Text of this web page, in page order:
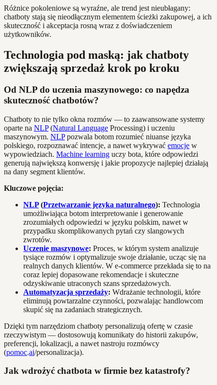
Różnice pokoleniowe są wyraźne, ale trend jest nieubłagany:
chatboty stają się nieodłącznym elementem ścieżki zakupowej, a ich
skuteczność i akceptacja rosną wraz z doświadczeniem
użytkowników.
Technologia pod maską: jak chatboty
zwiększają sprzedaż krok po kroku
Od NLP do uczenia maszynowego: co napędza
skuteczność chatbotów?
Chatboty to nie tylko okna rozmów — to zaawansowane systemy
oparte na NLP(Natural Language Processing) i uczeniu
maszynowym. NLPpozwala botom rozumieć niuanse języka
polskiego, rozpoznawać intencje, a nawet wykrywać emocje w
wypowiedziach. Machine learning uczy bota, które odpowiedzi
generują największą konwersję i jakie propozycje najlepiej działają
na dany segment klientów.
Kluczowe pojęcia:
NLP(Przetwarzanie języka naturalnego): Technologia
umożliwiająca botom interpretowanie i generowanie
zrozumiałych odpowiedzi w języku polskim, nawet w
przypadku skomplikowanych pytań czy slangowych
zwrotów.
Uczenie maszynowe: Proces, w którym system analizuje
tysiące rozmów i optymalizuje swoje działanie, ucząc się na
realnych danych klientów. W e-commerce przekłada się to na
coraz lepiej dopasowane rekomendacje i skuteczne
odzyskiwanie utraconych szans sprzedażowych.
Automatyzacja sprzedaży: Wdrażanie technologii, które
eliminują powtarzalne czynności, pozwalając handlowcom
skupić się na zadaniach strategicznych.
Dzięki tym narzędziom chatboty personalizują ofertę w czasie
rzeczywistym — dostosowują komunikaty do historii zakupów,
preferencji, lokalizacji, a nawet nastroju rozmówcy
(pomoc.ai/personalizacja).
Jak wdrożyć chatbota w firmie bez katastrofy?